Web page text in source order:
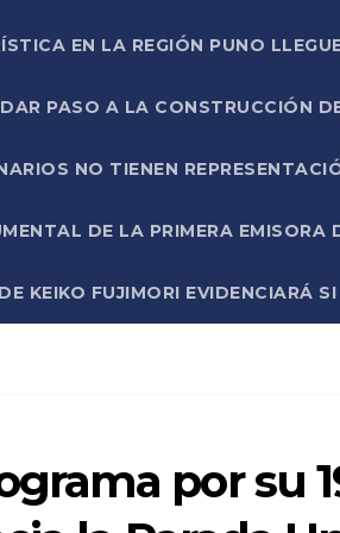
EN LA REGIÓN PUNO
PASO A LA CONSTRUCCIÓN
NO TIENEN
DE LA PRIMERA EMISORA
KEIKO FUJIMORI EVIDENCIARÁ
por su